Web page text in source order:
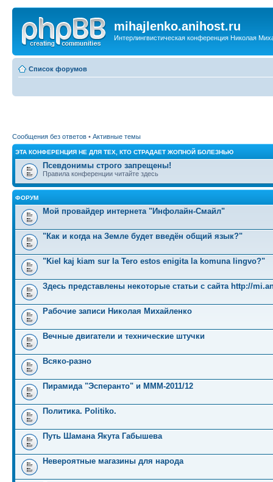
mihajlenko.anihost.ru
Интерлингвистическая конференция Николая
Список форумов
Сообщения без ответов • Активные темы
ЭТА КОНФЕРЕНЦИЯ НЕ ДЛЯ ТЕХ, КТО СТРАДАЕТ ЖОПНОЙ БОЛЕЗНЬЮ
Псевдонимы строго запрещены!
Правила конференции читайте здесь
ФОРУМ
Мой провайдер интернета "Инфолайн-Смайл"
"Как и когда на Земле будет введён общий язык?"
"Kiel kaj kiam sur la Tero estos enigita la komuna lingvo?"
Здесь представлены некоторые статьи с сайта http://
Рабочие записи Николая Михайленко
Вечные двигатели и технические штучки
Всяко-разно
Пирамида "Эсперанто" и MMM-2011/12
Политика. Politiko.
Путь Шамана Якута Габышева
Невероятные магазины для народа